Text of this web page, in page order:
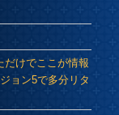
だけでここが情報
ョン5で多分リタ